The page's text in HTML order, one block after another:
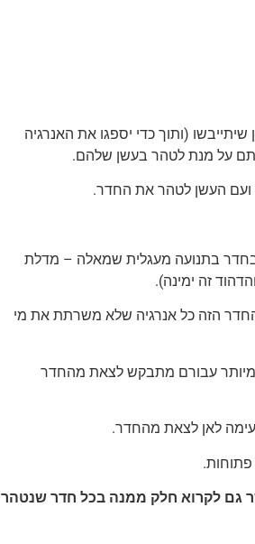
(ותוך כדי יספגו את האנרגיה
על מנת לטהר בעשן שלהם.
ועם העשן לטהר את החדר.
בתנועה מעגלית שמאלה – מדלת
זה ימינה).
הזה כל אנרגיה שלא משרתת את מי
עבורם מתבקש לצאת מהחדר
לאן לצאת מהחדר.
גם לקרוא חלק ממנה בכל חדר שנטהר